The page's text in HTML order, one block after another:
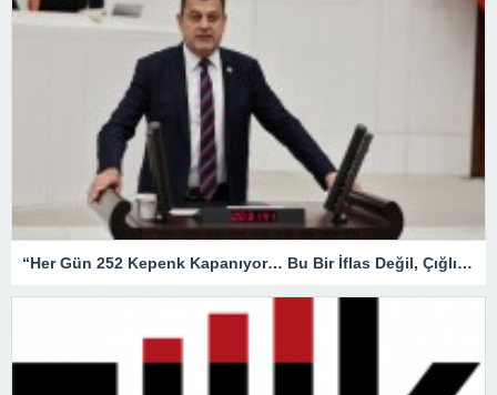
“Her Gün 252 Kepenk Kapanıyor… Bu Bir İflas Değil, Çığlıktır!”